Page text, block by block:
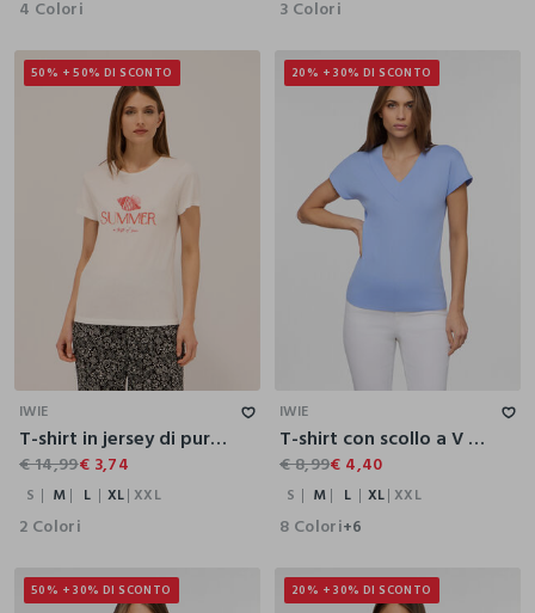
4 Colori 3 Colori
50% + 50% DI SCONTO
L XL XXL
IWIE
T-shirt in jersey di puro cotone donna
€ 14,99€ 3,74
S M L XL XXL
2 Colori
20% + 30% DI SCONTO
IWIE
T-shirt con scollo a V donna
€ 8,99€ 4,40
S M L XL XXL
8 Colori+6
50% + 30% DI SCONTO 20% + 30% DI SCONTO